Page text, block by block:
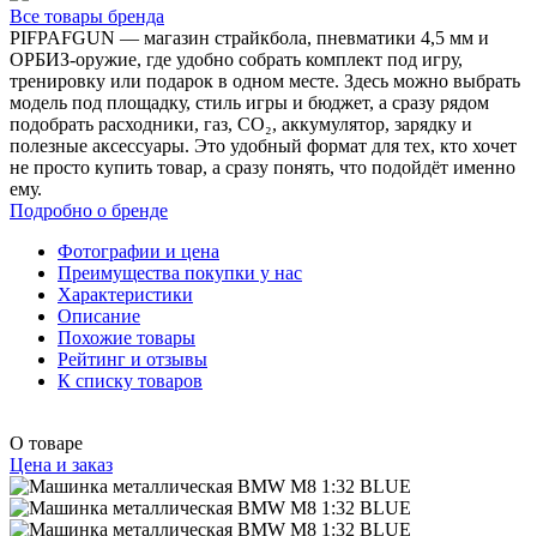
Все товары бренда
PIFPAFGUN — магазин страйкбола, пневматики 4,5 мм и
ОРБИЗ-оружие, где удобно собрать комплект под игру,
тренировку или подарок в одном месте. Здесь можно выбрать
модель под площадку, стиль игры и бюджет, а сразу рядом
подобрать расходники, газ, CO₂, аккумулятор, зарядку и
полезные аксессуары. Это удобный формат для тех, кто хочет
не просто купить товар, а сразу понять, что подойдёт именно
ему.
Подробно о бренде
Фотографии и цена
Преимущества покупки у нас
Характеристики
Описание
Похожие товары
Рейтинг и отзывы
К списку товаров
О товаре
Цена и заказ